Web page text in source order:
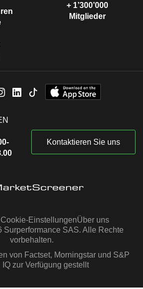
+ 1’300’000
Mitglieder
Kontaktieren Sie uns
Cookie-EinstellungenÜber uns
Surperformance SAS. Alle Rechte
vorbehalten.
von Factset, Morningstar und S&P
IQ zur Verfügung gestellt